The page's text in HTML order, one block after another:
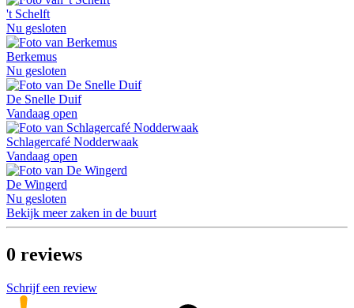
't Schelft
Nu gesloten
Berkemus
Nu gesloten
De Snelle Duif
Vandaag open
Schlagercafé Nodderwaak
Vandaag open
De Wingerd
Nu gesloten
Bekijk meer zaken in de buurt
0 reviews
Schrijf een review